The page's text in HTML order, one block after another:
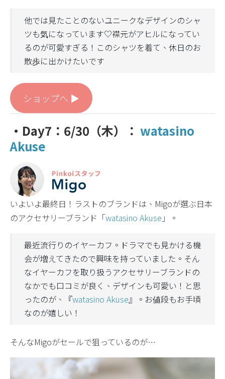
他では見たことのないユニークなデザインのシャ
ツも気になっています♡襟元がアヒルになってい
るのが可愛すぎる！このシャツを着て、休日のお
散歩に出かけたいです
ショップへ ▶︎
・Day7：6/30（木）： watasino
Akuse
いよいよ最終日！ラストのブランドは、Migoが選ぶ日本
のアクセサリーブランド「watasino Akuse 」。
最近流行りのイヤーカフ。ドラマでも見かける機
会が増えてきたので興味を持っていました。そん
なイヤーカフを取り扱うアクセサリーブランドの
なかでも口コミが良く、デザインも可愛い！と思
ったのが、『watasino Akuse』。お値段もお手頃
なのが嬉しい！
そんなMigoがセールで狙っているのが…